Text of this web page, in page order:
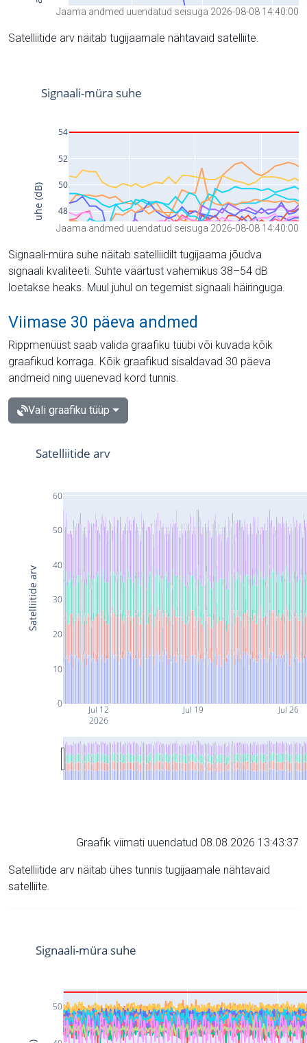
Jaama andmed uuendatud seisuga 2026-08-08 14:40:00
Satelliitide arv näitab tugijaamale nähtavaid satelliite.
Jaama andmed uuendatud seisuga 2026-08-08 14:40:00
Signaali-müra suhe näitab satelliidilt tugijaama jõudva
signaali kvaliteeti. Suhte väärtust vahemikus 38–54 dB
loetakse heaks. Muul juhul on tegemist signaali häiringuga.
Viimase 30 päeva andmed
Rippmenüüst saab valida graafiku tüübi või kuvada kõik
graafikud korraga. Kõik graafikud sisaldavad 30 päeva
andmeid ning uuenevad kord tunnis.
Vali graafiku tüüp
Jul 12
2026
Jul 19 Jul 26
0
10
20
30
40
50
60
Satelliitide arv
Satelliitide arv
Graafik viimati uuendatud 08.08.2026 13:43:37
Satelliitide arv näitab ühes tunnis tugijaamale nähtavaid
satelliite.
50
Signaali-müra suhe